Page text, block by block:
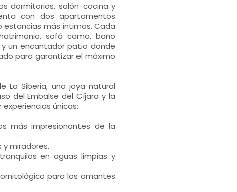
dormitorios, salón-cocina y
con dos apartamentos
más íntimas. Cada
sofá cama, baño
un encantador patio donde
para garantizar el máximo
La Siberia, una joya natural
del Embalse del Cíjara y la
únicas:
más impresionantes de la
miradores.
en aguas limpias y
para los amantes